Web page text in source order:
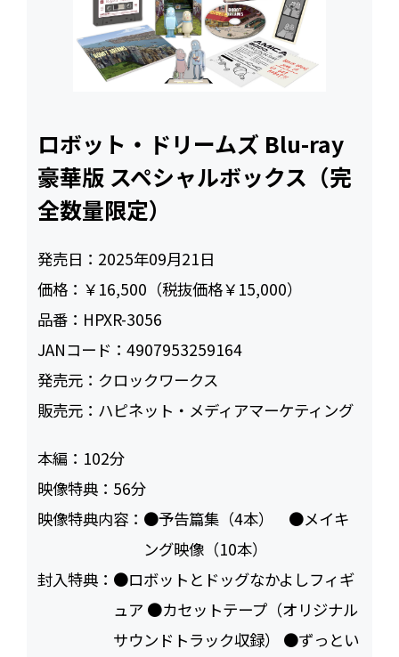
ロボット・ドリームズ Blu-ray
豪華版 スペシャルボックス（完
全数量限定）
発売日： 2025年09月21日
価格： ￥16,500（税抜価格￥15,000）
品番： HPXR-3056
JANコード：4907953259164
発売元： クロックワークス
販売元： ハピネット・メディアマーケティング
本編： 102
映像特典： 56
映像特典内容： ●予告篇集（4本） ●メイキ
ング映像（10本）
封入特典： ●ロボットとドッグなかよしフィギ
ュア ●カセットテープ（オリジナル
サウンドトラック収録） ●ずっとい